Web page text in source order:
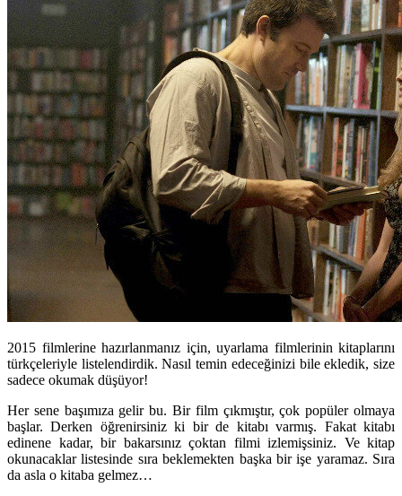
2015 filmlerine hazırlanmanız için, uyarlama filmlerinin kitaplarını
türkçeleriyle listelendirdik. Nasıl temin edeceğinizi bile ekledik, size
sadece okumak düşüyor!
Her sene başımıza gelir bu. Bir film çıkmıştır, çok popüler olmaya
başlar. Derken öğrenirsiniz ki bir de kitabı varmış. Fakat kitabı
edinene kadar, bir bakarsınız çoktan filmi izlemişsiniz. Ve kitap
okunacaklar listesinde sıra beklemekten başka bir işe yaramaz. Sıra
da asla o kitaba gelmez…